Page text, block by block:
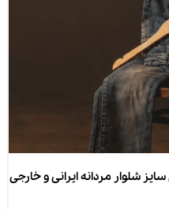
شلوار مردانه ایرانی و خارجی